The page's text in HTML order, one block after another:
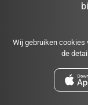
Wij gebruiken cookies
de